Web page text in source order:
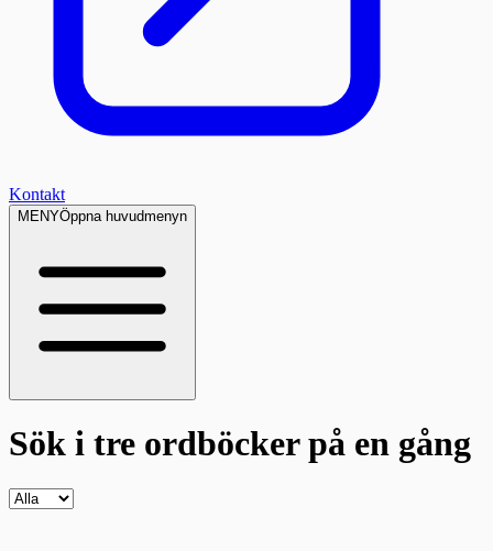
Kontakt
MENYÖppna huvudmenyn
Sök i tre ordböckerpå en gång